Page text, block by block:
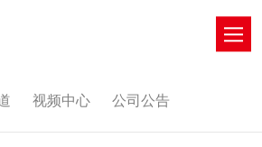
视频中心 公司公告